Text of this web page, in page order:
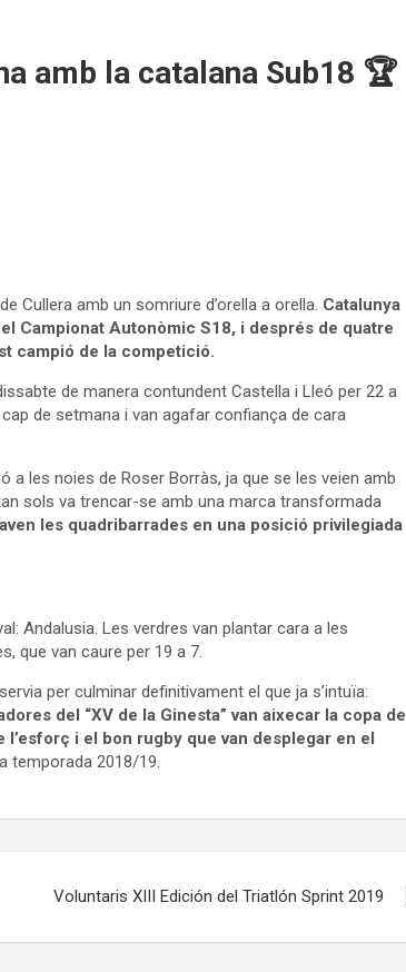
amb la catalana Sub18 🏆
Cullera amb un somriure d’orella a orella. Catalunya
Campionat Autonòmic S18, i després de quatre
campió de la competició.
de manera contundent Castella i Lleó per 22 a
de setmana i van agafar confiança de cara
les noies de Roser Borràs, ja que se les veien amb
sols va trencar-se amb una marca transformada
les quadribarrades en una posició privilegiada
Andalusia. Les verdres van plantar cara a les
que van caure per 19 a 7.
per culminar definitivament el que ja s’intuïa:
del “XV de la Ginesta” van aixecar la copa de
i el bon rugby que van desplegar en el
temporada 2018/19.
Voluntaris XIII Edición del Triatlón Sprint 2019